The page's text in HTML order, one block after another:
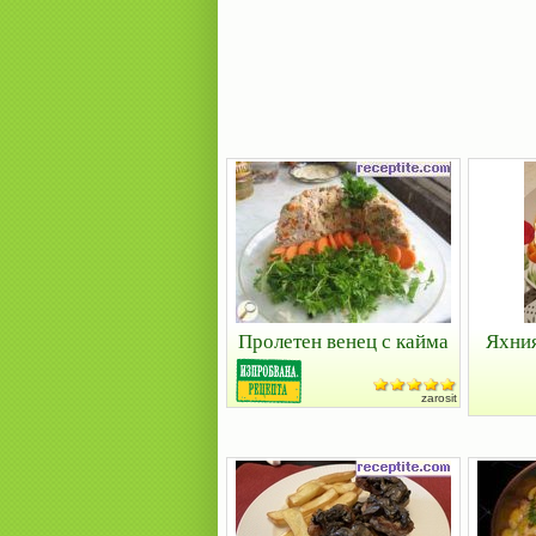
Пролетен венец с кайма
zarosit